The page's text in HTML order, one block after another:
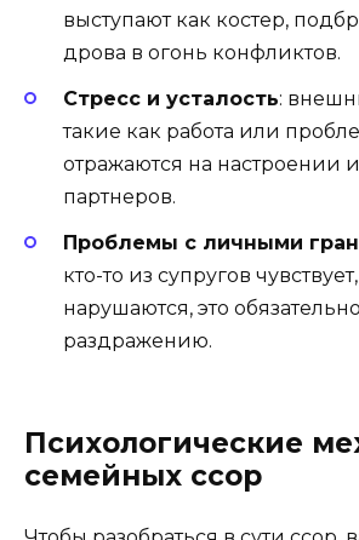
выступают как костер,
дрова в огонь конфликтов.
Стресс и усталость:
такие как работа или
отражаются на настроении
партнеров.
Проблемы с личными
кто-то из супругов
нарушаются, это
раздражению.
Психологические
семейных ссор